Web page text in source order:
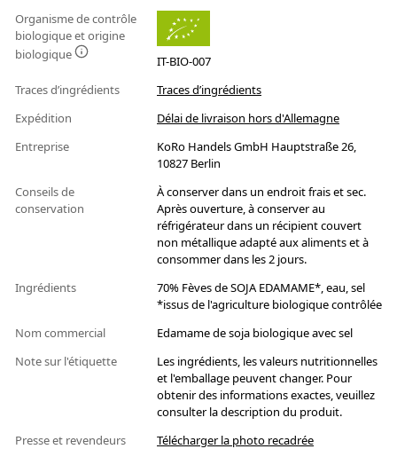
Organisme de contrôle
biologique et origine
biologique
IT-BIO-007
Traces d’ingrédients
Traces d’ingrédients
Expédition
Délai de livraison hors d'Allemagne
Entreprise
KoRo Handels GmbH Hauptstraße 26,
10827 Berlin
Conseils de
conservation
À conserver dans un endroit frais et sec.
Après ouverture, à conserver au
réfrigérateur dans un récipient couvert
non métallique adapté aux aliments et à
consommer dans les 2 jours.
Ingrédients
70% Fèves de SOJA EDAMAME*, eau, sel
*issus de l'agriculture biologique contrôlée
Nom commercial
Edamame de soja biologique avec sel
Note sur l'étiquette
Les ingrédients, les valeurs nutritionnelles
et l'emballage peuvent changer. Pour
obtenir des informations exactes, veuillez
consulter la description du produit.
Presse et revendeurs
Télécharger la photo recadrée